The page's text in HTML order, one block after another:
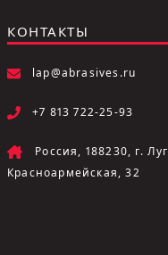
КОНТАКТЫ
lap@abrasives.ru
+7 813 722-25-93
Россия, 188230, г.
Красноармейская, 32